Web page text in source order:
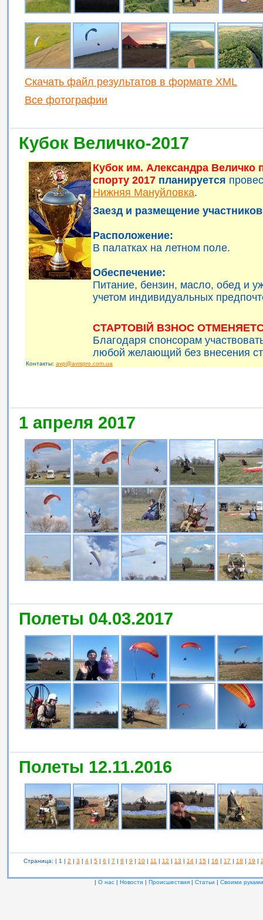
Скачать файл результатов в формате XML
Все фотографии
Кубок Величко-2017
Кубок им. Александра Величко
спорту 2017 планируется
Нижняя Мануйловка.
Заезд и размещение
Расположение:
В палатках на летном поле.
Обеспечение:
Питание, бензин, масло, обед и
учетом индивидуальных
СТАРТОВІЙ ВЗНОС
Благодаря спонсорам
любой желающий без внесения
Контакты: avp@avispro.com.ua
1 апреля 2017
Полеты 04.03.2017
Полеты 12.11.2016
Страница: | 1 | 2 | 3 | 4 | 5 | 6 | 7 | 8 | 9 | 10 | 11 | 12 | 13 | 14 | 15 | 16 | 17 | 18 | 19 |
| О нас | Новости | Происшествия | Статьи | Своими руками